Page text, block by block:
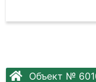
Объект №